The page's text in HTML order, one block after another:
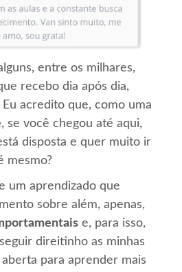
entre os milhares,
recebo dia após dia,
acredito que, como uma
, se você chegou até aqui,
disposta e quer muito ir
mesmo?
um aprendizado que
sobre além, apenas,
e, para isso,
direitinho as minhas
para aprender mais